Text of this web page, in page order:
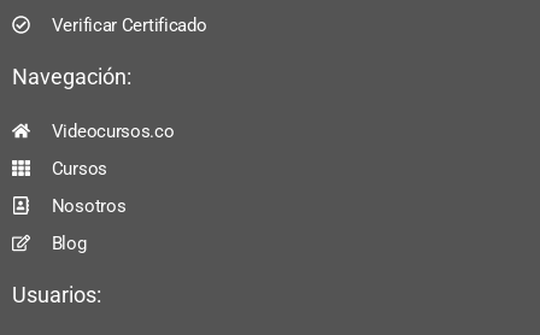
Verificar Certificado
Navegación:
Videocursos.co
Cursos
Nosotros
Blog
Usuarios: